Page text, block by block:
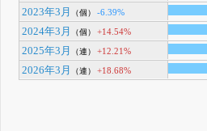
2023年3月
（個） -6.39%
2024年3月
（個） +14.54%
2025年3月
（連） +12.21%
2026年3月
（連） +18.68%